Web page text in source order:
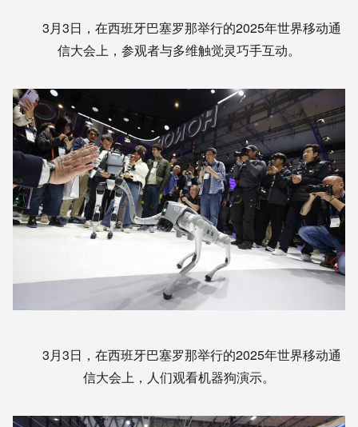
3月3日，在西班牙巴塞罗那举行的2025年世界移动通
信大会上，参观者与多维触觉灵巧手互动。
3月3日，在西班牙巴塞罗那举行的2025年世界移动通
信大会上，人们观看机器狗演示。